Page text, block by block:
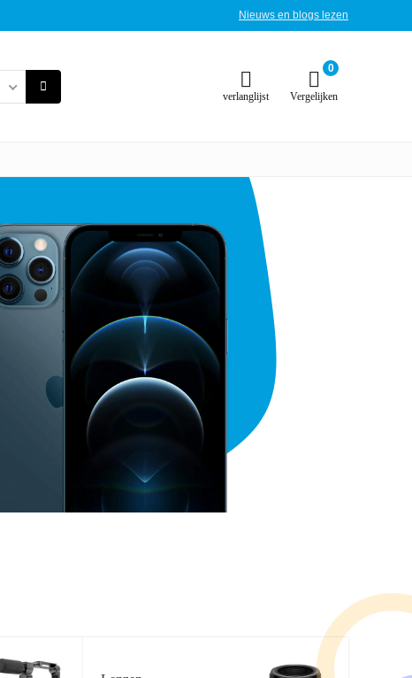
Nieuws en blogs lezen
verlanglijst
0
Vergelijken